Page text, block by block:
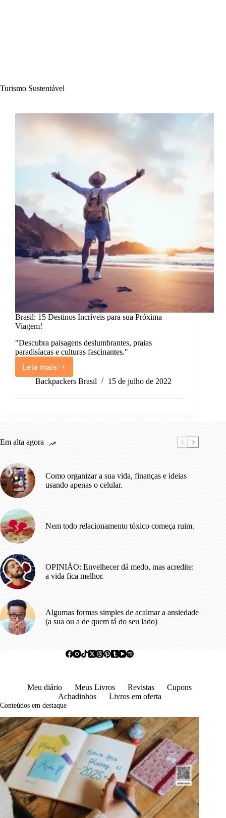
Turismo Sustentável
Brasil: 15 Destinos Incríveis para sua Próxima
Viagem!
"Descubra paisagens deslumbrantes, praias
paradisíacas e culturas fascinantes."
Leia mais
Brasil:
15
Incríveis
Backpackers Brasil 15 de julho de 2022
Em alta agora
Como organizar a sua vida, finanças e ideias
usando apenas o celular.
Nem todo relacionamento tóxico começa ruim.
OPINIÃO: Envelhecer dá medo, mas acredite:
a vida fica melhor.
Algumas formas simples de acalmar a ansiedade
(a sua ou a de quem tá do seu lado)
Meu diário Meus Livros Revistas
Cupons
Achadinhos
Livros em oferta
Conteúdos em destaque